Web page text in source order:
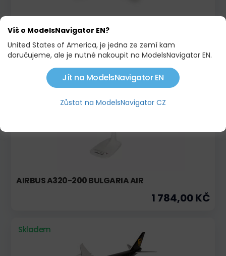
SLOVAK AIR FORCE AERO L-29 DELFIN
1 625,00 KČ
Skladem
AIRBUS A320-200 BULGARIA AIR
1 784,00 KČ
Skladem
Víš o ModelsNavigator EN?
United States of America, je jedna ze zemí kam
doručujeme, ale je nutné nakoupit na ModelsNavigator EN.
Jít na ModelsNavigator EN
Zůstat na ModelsNavigator CZ